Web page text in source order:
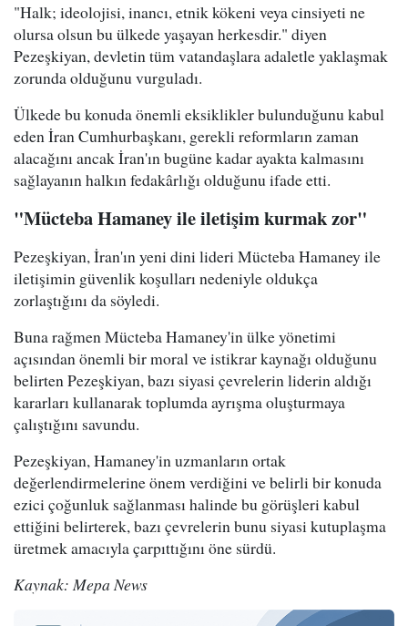
"Halk; ideolojisi, inancı, etnik kökeni veya cinsiyeti ne
olursa olsun bu ülkede yaşayan herkesdir." diyen
Pezeşkiyan, devletin tüm vatandaşlara adaletle yaklaşmak
zorunda olduğunu vurguladı.
Ülkede bu konuda önemli eksiklikler bulunduğunu kabul
eden İran Cumhurbaşkanı, gerekli reformların zaman
alacağını ancak İran'ın bugüne kadar ayakta kalmasını
sağlayanın halkın fedakârlığı olduğunu ifade etti.
"Mücteba Hamaney ile iletişim kurmak zor"
Pezeşkiyan, İran'ın yeni dini lideri Mücteba Hamaney ile
iletişimin güvenlik koşulları nedeniyle oldukça
zorlaştığını da söyledi.
Buna rağmen Mücteba Hamaney'in ülke yönetimi
açısından önemli bir moral ve istikrar kaynağı olduğunu
belirten Pezeşkiyan, bazı siyasi çevrelerin liderin aldığı
kararları kullanarak toplumda ayrışma oluşturmaya
çalıştığını savundu.
Pezeşkiyan, Hamaney'in uzmanların ortak
değerlendirmelerine önem verdiğini ve belirli bir konuda
ezici çoğunluk sağlanması halinde bu görüşleri kabul
ettiğini belirterek, bazı çevrelerin bunu siyasi kutuplaşma
üretmek amacıyla çarpıttığını öne sürdü.
Kaynak: Mepa News